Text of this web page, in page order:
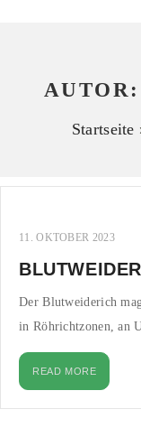
AUTOR:
Startseite
11. OKTOBER 2023
Der Blutweiderich
in Röhrichtzonen, an
READ MORE